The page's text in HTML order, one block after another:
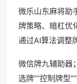
微乐山东麻将助
牌策略、暗杠优
通过AI算法调整
微信牌九辅助器
选牌”“控制牌型